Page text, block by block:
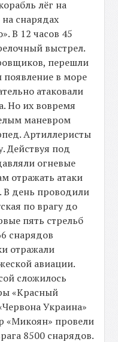
лёг на
снарядах
В 12 часов 45
выстрел.
перешли
появление в море
атаковали
Но их вовремя
маневром
Артиллеристы
Действуя под
огневые
отражать атаки
В день проводили
по врагу до
пять стрельб
снарядов
отражали
авиации.
сложилось
«Красный
Украина»
«Микоян» провели
8500 снарядов.